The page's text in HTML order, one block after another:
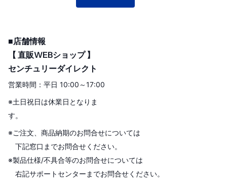
■店舗情報
【 直販WEBショップ 】
センチュリーダイレクト
営業時間：平日 10:00～17:00
※土日祝日は休業日となりま
す。
※ご注文、商品納期のお問合せについては
下記窓口までお問合せください。
※製品仕様/不具合等のお問合せについては
右記サポートセンターまでお問合せください。